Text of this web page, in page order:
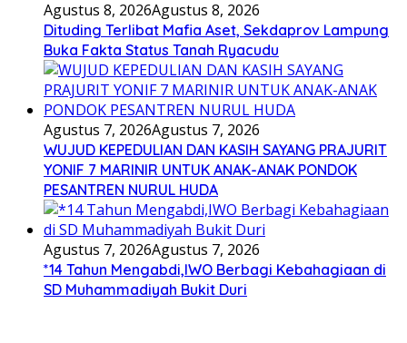
Agustus 8, 2026Agustus 8, 2026
Dituding Terlibat Mafia Aset, Sekdaprov Lampung
Buka Fakta Status Tanah Ryacudu
Agustus 7, 2026Agustus 7, 2026
WUJUD KEPEDULIAN DAN KASIH SAYANG PRAJURIT
YONIF 7 MARINIR UNTUK ANAK-ANAK PONDOK
PESANTREN NURUL HUDA
Agustus 7, 2026Agustus 7, 2026
*14 Tahun Mengabdi,IWO Berbagi Kebahagiaan di
SD Muhammadiyah Bukit Duri